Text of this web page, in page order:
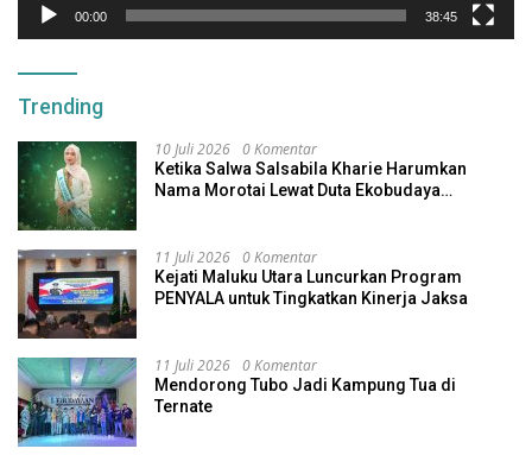
00:00 38:45
Trending
10 Juli 2026 0 Komentar
Ketika Salwa Salsabila Kharie Harumkan
Nama Morotai Lewat Duta Ekobudaya
11 Juli 2026 0 Komentar
Kejati Maluku Utara Luncurkan Program
PENYALA untuk Tingkatkan Kinerja Jaksa
11 Juli 2026 0 Komentar
Mendorong Tubo Jadi Kampung Tua di
Ternate